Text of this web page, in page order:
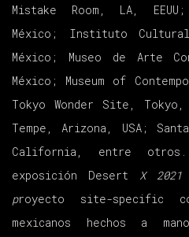
Mistake Room, LA, EEUU;
México; Instituto Cultural
México; Museo de Arte
México; Museum of
Tokyo Wonder Site, Tokyo,
Tempe, Arizona, USA;
California, entre
exposición Desert X 2021
proyecto site-specific
mexicanos hechos a